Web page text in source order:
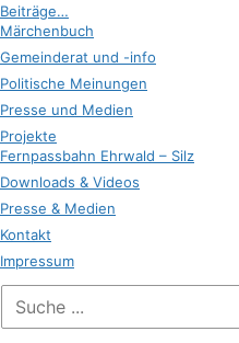
Beiträge…
Märchenbuch
Gemeinderat und -info
Politische Meinungen
Presse und Medien
Projekte
Fernpassbahn Ehrwald – Silz
Downloads & Videos
Presse & Medien
Kontakt
Impressum
der
Suche
nach: